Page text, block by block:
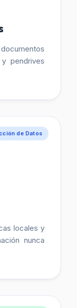
pendrives
de Datos
locales y
nunca